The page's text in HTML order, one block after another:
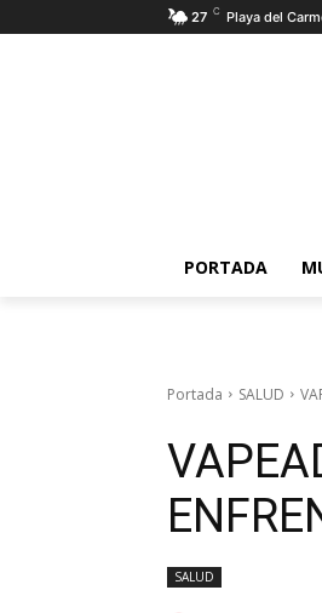
27 C Playa del
PORTADA
Portada SALUD
SALUD